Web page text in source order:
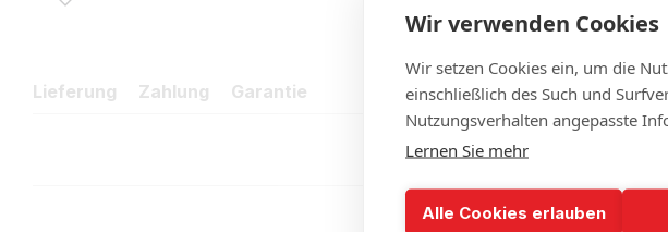
Lieferung Zahlung Garantie
Wir verwenden Cookies
Wir setzen Cookies ein, um die
einschließlich des Such und
Nutzungsverhalten angepasste
Lernen Sie mehr
Alle Cookies erlauben